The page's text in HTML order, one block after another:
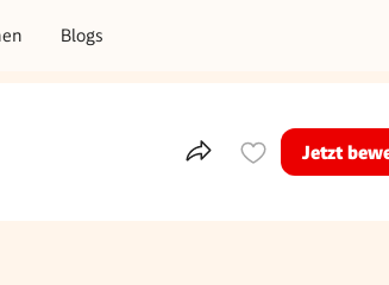
Blogs
Teile dieses Inserat
Jetzt